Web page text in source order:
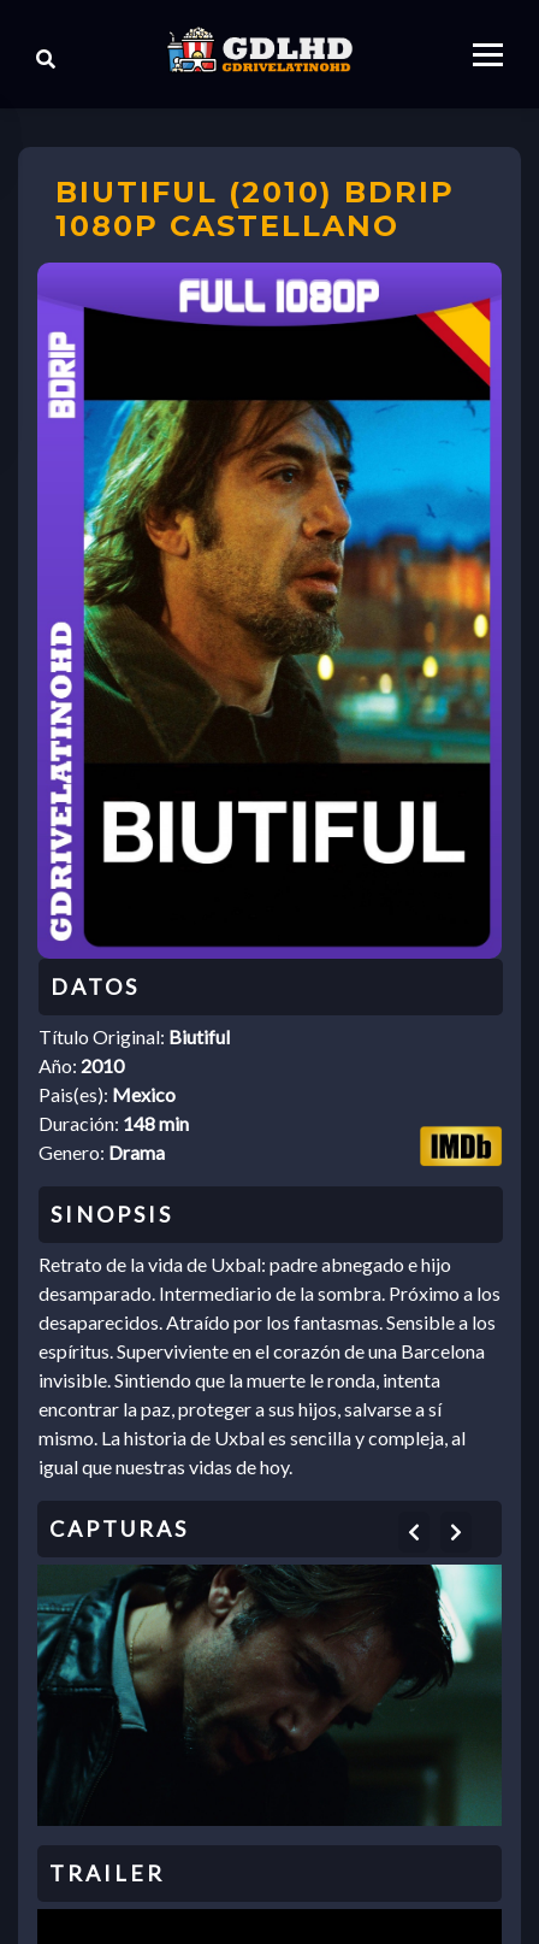
BIUTIFUL (2010) BDRIP
1080P CASTELLANO
Título Original: Biutiful
Año: 2010
Pais(es): Mexico
Duración: 148 min
Genero: Drama
Retrato de la vida de Uxbal: padre abnegado e hijo
desamparado. Intermediario de la sombra. Próximo a los
desaparecidos. Atraído por los fantasmas. Sensible a los
espíritus. Superviviente en el corazón de una Barcelona
invisible. Sintiendo que la muerte le ronda, intenta
encontrar la paz, proteger a sus hijos, salvarse a sí
mismo. La historia de Uxbal es sencilla y compleja, al
igual que nuestras vidas de hoy.
Previous